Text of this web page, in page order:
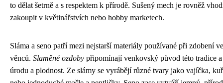
to dělat šetrně a s respektem k přírodě. Sušený mech je rovněž
zakoupit v květinářstvích nebo hobby marketech.
Sláma a seno patří mezi nejstarší materiály používané při zdobení
věnců. Slaměné ozdoby připomínají venkovský původ této tradice
úrodu a plodnost. Ze slámy se vyrábějí různé tvary jako vajíčka,